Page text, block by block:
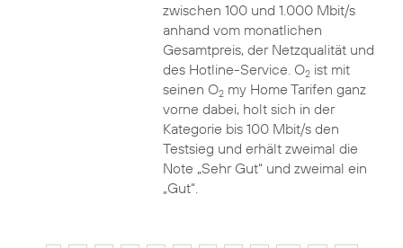
zwischen 100 und 1.000 Mbit/s
anhand vom monatlichen
Gesamtpreis, der Netzqualität und
des Hotline-Service. O2ist mit
seinen O2my Home Tarifen ganz
vorne dabei, holt sich in der
Kategorie bis 100 Mbit/s den
Testsieg und erhält zweimal die
Note „Sehr Gut“ und zweimal ein
„Gut“.